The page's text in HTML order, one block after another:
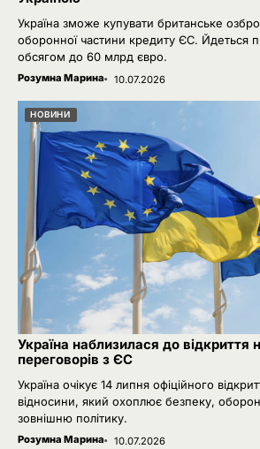
Україна зможе купувати британське
оборонної частини кредиту ЄС. Йдеться
обсягом до 60 млрд євро.
Розумна Марина 10.07.2026
НОВИНИ
Україна наблизилася до відкриття
переговорів з ЄС
Україна очікує 14 липня офіційного
відносини, який охоплює безпеку,
зовнішню політику.
Розумна Марина 10.07.2026